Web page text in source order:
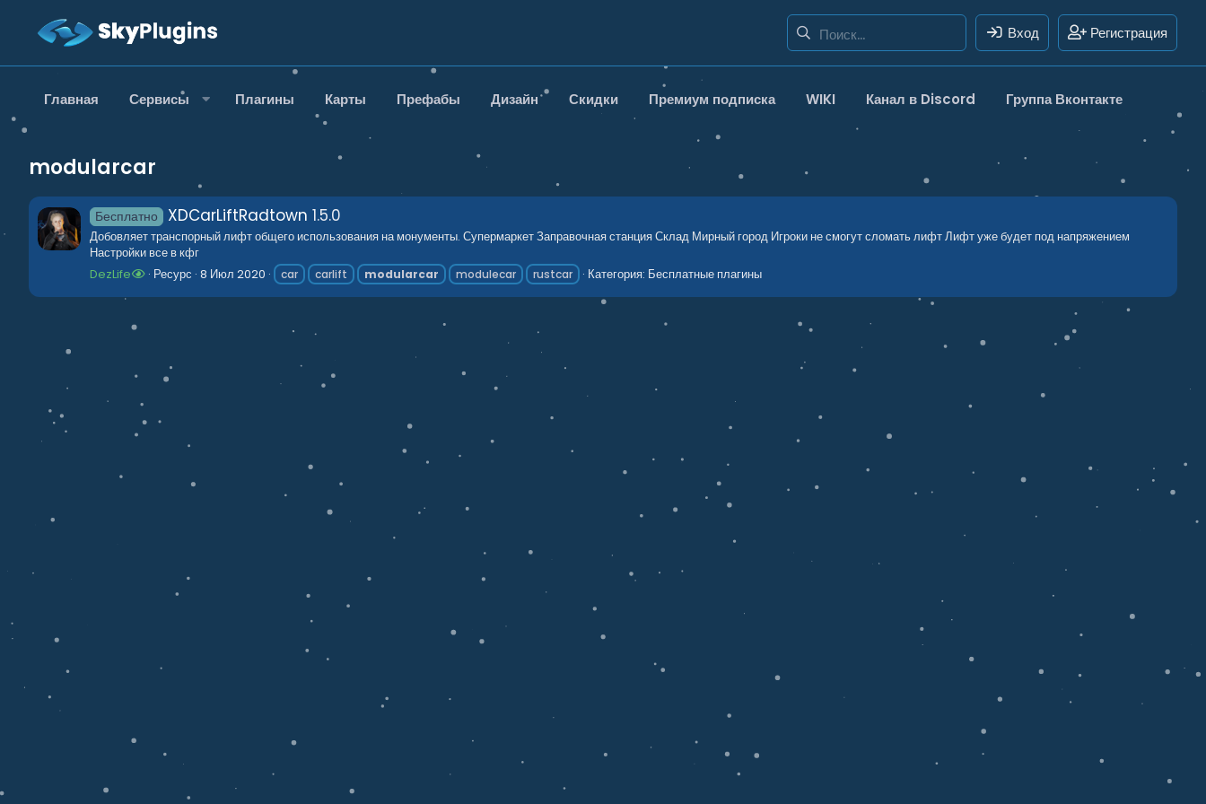
Вход Регистрация
Главная Сервисы Плагины Карты Префабы Дизайн Скидки Премиум подписка WIKI Канал в Discord Группа Вконтакте
modularcar
Бесплатно XDCarLiftRadtown 1.5.0
Добовляет транспорный лифт общего использования на монументы. Супермаркет Заправочная станция Склад Мирный город Игроки не смогут сломать лифт Лифт уже будет под напряжением
Настройки все в кфг
DezLife
Ресурс 8 Июл 2020 car carlift modularcar modulecar rustcar Категория: Бесплатные плагины